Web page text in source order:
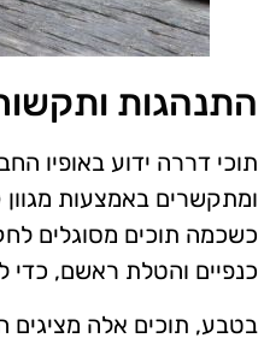
התנהגות
תוכי דררה ידוע באופיו
ומתקשרים באמצעות מגוון
כשכמה תוכים מסוגלים
כנפיים והטלת ראשם, כדי
בטבע, תוכים אלה מציגים